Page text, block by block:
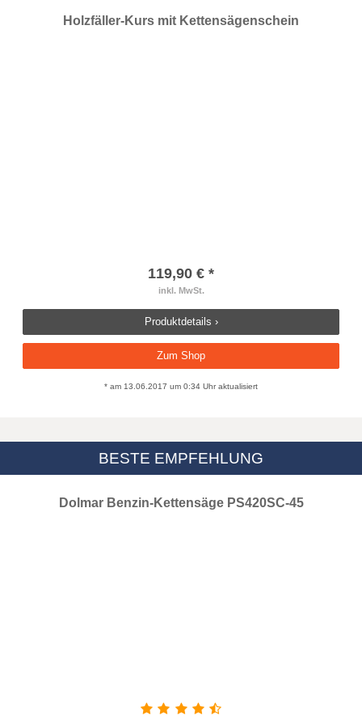
Holzfäller-Kurs mit Kettensägenschein
119,90 € *
inkl. MwSt.
Produktdetails ›
Zum Shop
* am 13.06.2017 um 0:34 Uhr aktualisiert
BESTE EMPFEHLUNG
Dolmar Benzin-Kettensäge PS420SC-45